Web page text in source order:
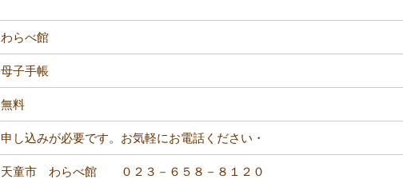
わらべ館
母子手帳
無料
申し込みが必要です。お気軽にお電話ください・
天童市 わらべ館 ０２３－６５８－８１２０